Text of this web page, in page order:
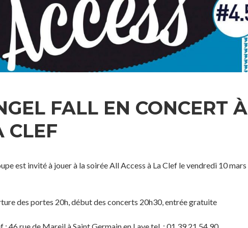
FALL EN CONCERT À
CLEF
est invité à jouer à la soirée All Access à La Clef le vendredi 10 mars
des portes 20h, début des concerts 20h30, entrée gratuite